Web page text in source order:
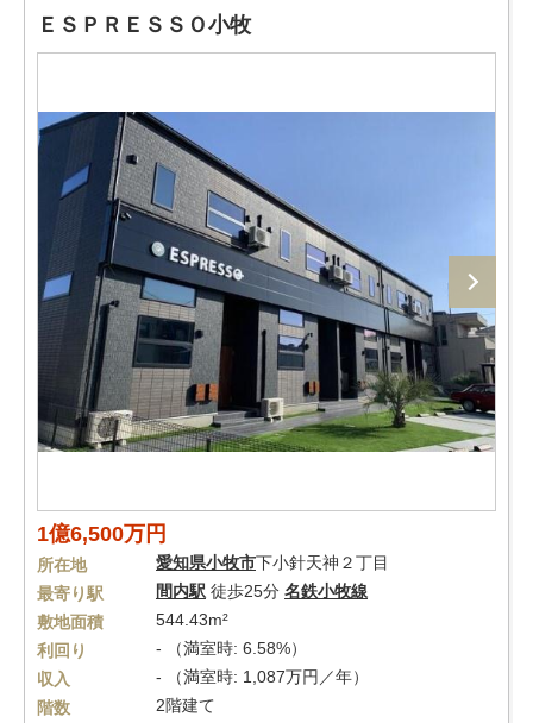
ＥＳＰＲＥＳＳＯ小牧
1億6,500万円
所在地 愛知県小牧市下小針天神２丁目
最寄り駅
間内駅 徒歩25分 名鉄小牧線
敷地面積
544.43m²
利回り
- （満室時: 6.58%）
収入
- （満室時: 1,087万円／年）
階数
2階建て